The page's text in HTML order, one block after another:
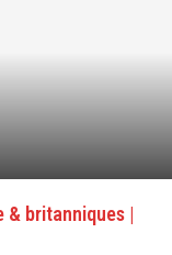
& britanniques |